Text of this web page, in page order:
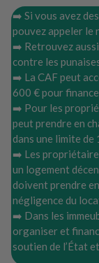
➡️ Si vous avez
pouvez appeler le
➡️ Retrouvez
contre les
➡️ La CAF peut
600 € pour
➡️ Pour les
peut prendre en
dans une limite de
➡️ Les
un logement
doivent prendre
négligence du
➡️ Dans les
organiser et
soutien de l’État